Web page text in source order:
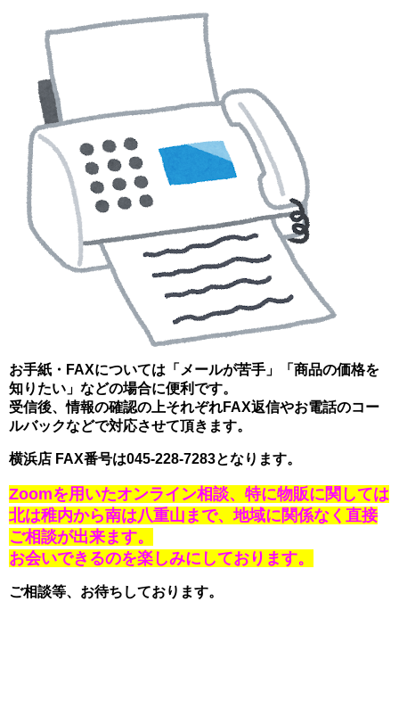
お手紙・FAXについては「メールが苦手」「商品の価格を
知りたい」などの場合に便利です。
受信後、情報の確認の上それぞれFAX返信やお電話のコー
ルバックなどで対応させて頂きます。
横浜店 FAX番号は045-228-7283となります。
Zoomを用いたオンライン相談、 特に物販に関しては
北は稚内から南は八重山まで、地域に関係なく直接
ご相談が出来ます。
お会いできるのを楽しみにしております。
ご相談等、お待ちしております。